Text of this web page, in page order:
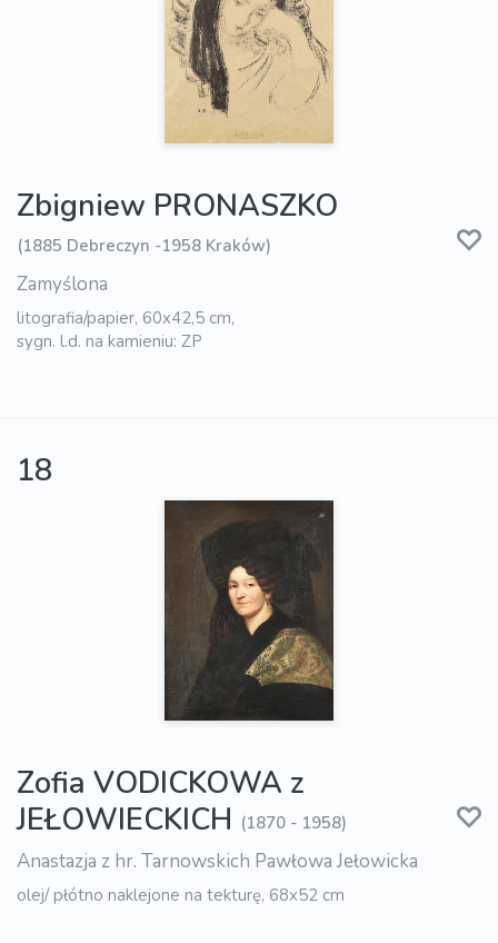
Zbigniew PRONASZKO
(1885 Debreczyn -1958 Kraków)
Zamyślona
litografia/papier, 60x42,5 cm,
sygn. l.d. na kamieniu: ZP
18
Zofia VODICKOWA z
JEŁOWIECKICH (1870 - 1958)
Anastazja z hr. Tarnowskich Pawłowa Jełowicka
olej/ płótno naklejone na tekturę, 68x52 cm